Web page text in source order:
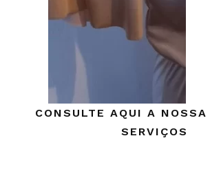
CONSULTE AQUI A
SERVIÇOS